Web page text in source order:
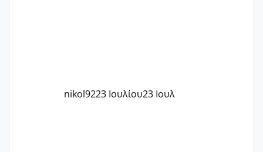
nikol9223 Ιουλίου23 Ιουλ